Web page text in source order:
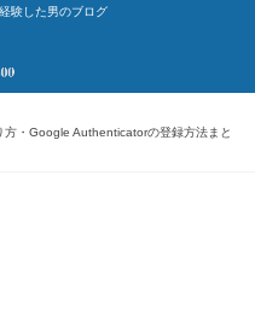
験した男のブログ
・Google Authenticatorの登録方法まと